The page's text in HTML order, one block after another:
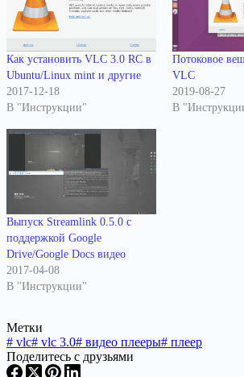
Как установить VLC 3.0 RC в
Ubuntu/Linux mint и другие
2017-12-18
В "Инструкции"
Потоковое
VLC
2019-08-27
В
Выпуск Streamlink 0.5.0 с
поддержкой Google
Drive/Google Docs видео
2017-04-08
В "Инструкции"
Метки
# vlc# vlc 3.0# видео плееры# плеер
Поделитесь с друзьями